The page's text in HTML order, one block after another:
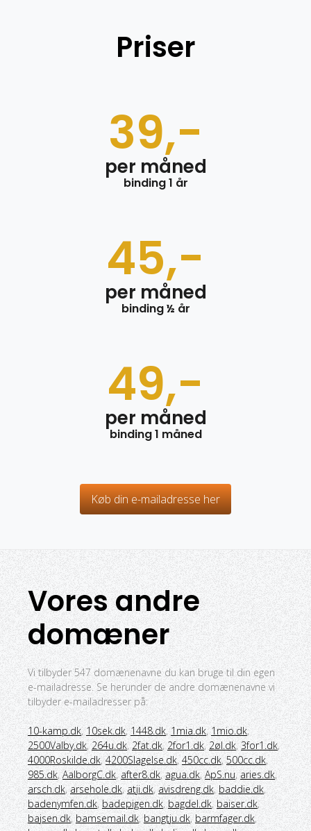
Priser
39,-
per måned
binding 1 år
45,-
per måned
binding ½ år
49,-
per måned
binding 1 måned
Køb din e-mailadresse her
Vores andre
domæner
Vi tilbyder 547 domænenavne du kan bruge til din egen
e-mailadresse. Se herunder de andre domænenavne vi
tilbyder e-mailadresser på:
10-kamp.dk, 10sek.dk, 1448.dk, 1mia.dk, 1mio.dk,
2500Valby.dk, 264u.dk, 2fat.dk, 2for1.dk, 2øl.dk, 3for1.dk,
4000Roskilde.dk, 4200Slagelse.dk, 450cc.dk, 500cc.dk,
985.dk, AalborgC.dk, after8.dk, agua.dk, ApS.nu, aries.dk,
arsch.dk, arsehole.dk, atji.dk, avisdreng.dk, baddie.dk,
badenymfen.dk, badepigen.dk, bagdel.dk, baiser.dk,
bajsen.dk, bamsemail.dk, bangtju.dk, barmfager.dk,